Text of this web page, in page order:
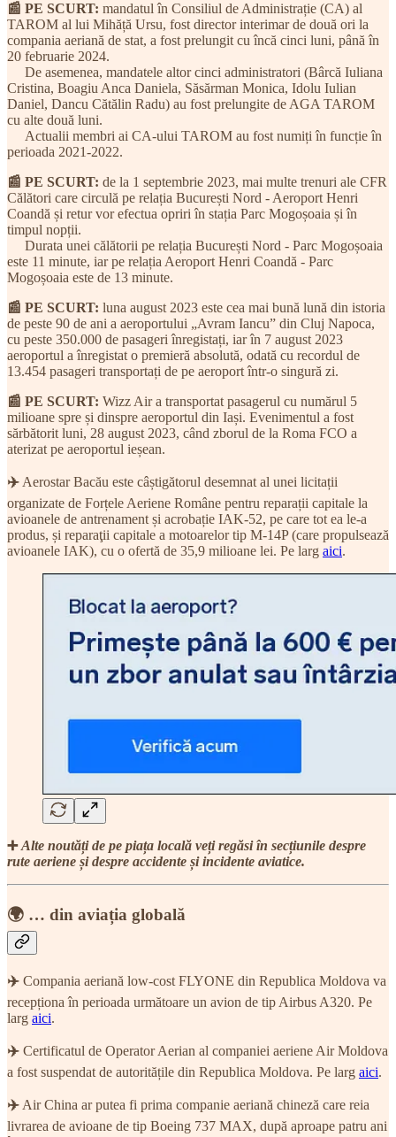
📰 PE SCURT: mandatul în Consiliul de Administrație (CA) al
TAROM al lui Mihăță Ursu, fost director interimar de două ori la
compania aeriană de stat, a fost prelungit cu încă cinci luni, până în
20 februarie 2024.
De asemenea, mandatele altor cinci administratori (Bârcă Iuliana
Cristina, Boagiu Anca Daniela, Săsărman Monica, Idolu Iulian
Daniel, Dancu Cătălin Radu) au fost prelungite de AGA TAROM
cu alte două luni.
Actualii membri ai CA-ului TAROM au fost numiți în funcție în
perioada 2021-2022.
📰 PE SCURT: de la 1 septembrie 2023, mai multe trenuri ale CFR
Călători care circulă pe relația București Nord - Aeroport Henri
Coandă și retur vor efectua opriri în stația Parc Mogoșoaia și în
timpul nopții.
Durata unei călătorii pe relația București Nord - Parc Mogoșoaia
este 11 minute, iar pe relația Aeroport Henri Coandă - Parc
Mogoșoaia este de 13 minute.
📰 PE SCURT: luna august 2023 este cea mai bună lună din istoria
de peste 90 de ani a aeroportului „Avram Iancu” din Cluj Napoca,
cu peste 350.000 de pasageri înregistați, iar în 7 august 2023
aeroportul a înregistat o premieră absolută, odată cu recordul de
13.454 pasageri transportați de pe aeroport într-o singură zi.
📰 PE SCURT: Wizz Air a transportat pasagerul cu numărul 5
milioane spre și dinspre aeroportul din Iași. Evenimentul a fost
sărbătorit luni, 28 august 2023, când zborul de la Roma FCO a
aterizat pe aeroportul ieșean.
✈️ Aerostar Bacău este câștigătorul desemnat al unei licitații
organizate de Forțele Aeriene Române pentru reparații capitale la
avioanele de antrenament și acrobație IAK-52, pe care tot ea le-a
produs, și reparaţii capitale a motoarelor tip M-14P (care propulsează
avioanele IAK), cu o ofertă de 35,9 milioane lei. Pe larg aici.
➕Alte noutăți de pe piața locală veți regăsi în secțiunile despre
rute aeriene și despre accidente și incidente aviatice.
🌍 … din aviația globală
✈️ Compania aeriană low-cost FLYONE din Republica Moldova va
recepționa în perioada următoare un avion de tip Airbus A320. Pe
larg aici.
✈️ Certificatul de Operator Aerian al companiei aeriene Air Moldova
a fost suspendat de autoritățile din Republica Moldova. Pe larg aici.
✈️Air China ar putea fi prima companie aeriană chineză care reia
livrarea de avioane de tip Boeing 737 MAX, după aproape patru ani